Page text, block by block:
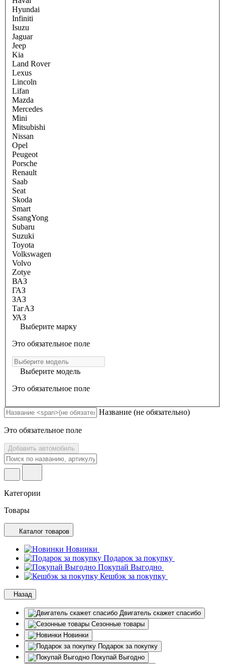
Hyundai
Infiniti
Isuzu
Jaguar
Jeep
Kia
Land Rover
Lexus
Lincoln
Lifan
Mazda
Mercedes
Mini
Mitsubishi
Nissan
Opel
Peugeot
Porsche
Renault
Saab
Seat
Skoda
Smart
SsangYong
Subaru
Suzuki
Toyota
Volkswagen
Volvo
Zotye
ВАЗ
ГАЗ
ЗАЗ
ТагАЗ
УАЗ
Выберите марку
Это обязательное поле
Выберите модель
Это обязательное поле
Название (не обязательно)
Это обязательное поле
Добавить автомобиль
Категории
Товары
Каталог товаров
Новинки
Подарок за покупку
Покупай Выгодно
Кешбэк за покупку
Назад
Двигатель скажет спасибо
Сезонные товары
Новинки
Подарок за покупку
Покупай Выгодно